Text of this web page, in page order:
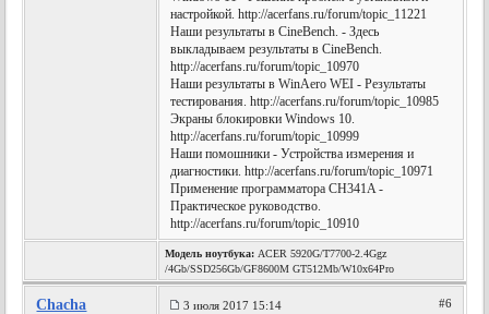
настройкой. http://acerfans.ru/forum/topic_11221
Наши результаты в CineBench. - Здесь
выкладываем результаты в CineBench.
http://acerfans.ru/forum/topic_10970
Наши результаты в WinAero WEI - Результаты
тестирования. http://acerfans.ru/forum/topic_10985
Экраны блокировки Windows 10.
http://acerfans.ru/forum/topic_10999
Наши помошники - Устройства измерения и
диагностики. http://acerfans.ru/forum/topic_10971
Применение программатора CH341A -
Практическое руководство.
http://acerfans.ru/forum/topic_10910
Модель ноутбука: ACER 5920G/T7700-2.4Ggz
/4Gb/SSD256Gb/GF8600M GT512Mb/W10x64Pro
Chacha 3 июля 2017 15:14 #6